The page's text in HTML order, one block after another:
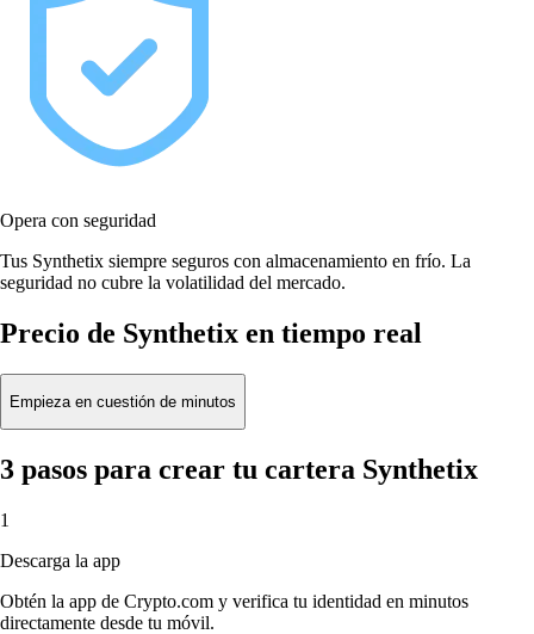
Opera con seguridad
Tus Synthetix siempre seguros con almacenamiento en frío. La
seguridad no cubre la volatilidad del mercado.
Precio de Synthetix en tiempo real
Empieza en cuestión de minutos
3 pasos para crear tu cartera Synthetix
1
Descarga la app
Obtén la app de Crypto.com y verifica tu identidad en minutos
directamente desde tu móvil.